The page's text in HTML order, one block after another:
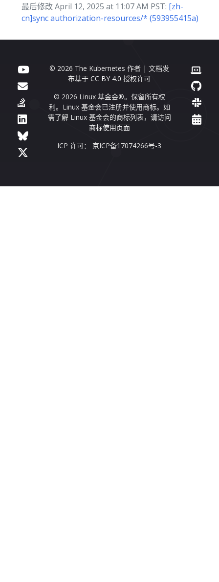
最后修改 April 12, 2025 at 11:07 AM PST: [zh-
cn]sync authorization-resources/* (593955415a)
© 2026 The Kubernetes 作者 | 文档发
布基于CC BY 4.0 授权许可
© 2026 Linux 基金会®。保留所有权
利。Linux 基金会已注册并使用商标。如
需了解 Linux 基金会的商标列表，请访问
商标使用页面
ICP 许可： 京ICP备17074266号-3